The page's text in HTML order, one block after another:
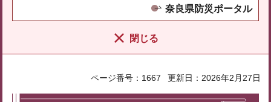
奈良県防災ポータル
閉じる
ページ番号：1667 更新日：2026年2月27日